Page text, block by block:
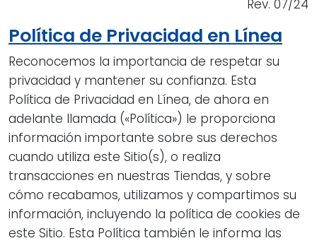
Rev. 07/24
Política de Privacidad en Línea
Reconocemos la importancia de respetar su
privacidad y mantener su confianza. Esta
Política de Privacidad en Línea, de ahora en
adelante llamada («Política») le proporciona
información importante sobre sus derechos
cuando utiliza este Sitio(s), o realiza
transacciones en nuestras Tiendas, y sobre
cómo recabamos, utilizamos y compartimos su
información, incluyendo la política de cookies de
este Sitio. Esta Política también le informa las